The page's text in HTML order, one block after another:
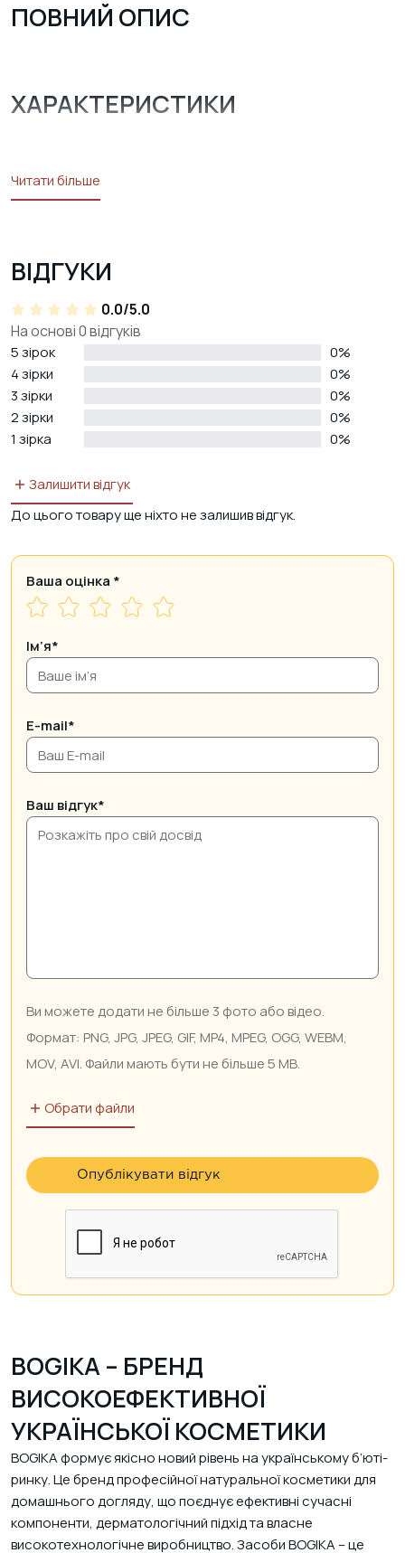
ПОВНИЙ ОПИС
ХАРАКТЕРИСТИКИ
Читати більше
ВІДГУКИ
0.0/5.0
На основі 0 відгуків
5 зірок
0%
4 зірки
0%
3 зірки
0%
2 зірки
0%
1 зірка
0%
Залишити відгук
До цього товару ще ніхто не залишив відгук.
Ваша оцінка *
Ім’я*
E-mail*
Ваш відгук*
Обрати файли
BOGIKA – БРЕНД
ВИСОКОЕФЕКТИВНОЇ
УКРАЇНСЬКОЇ КОСМЕТИКИ
BOGIKA формує якісно новий рівень на українському б’юті-
ринку. Це бренд професійної натуральної косметики для
домашнього догляду, що поєднує ефективні сучасні
компоненти, дерматологічний підхід та власне
високотехнологічне виробництво. Засоби BOGIKA – це